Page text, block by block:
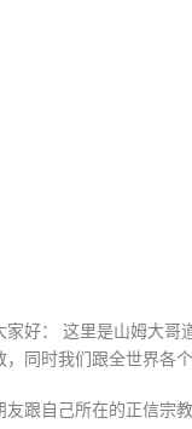
家好： 这里是山姆大哥
同时我们跟全世界各
跟自己所在的正信宗